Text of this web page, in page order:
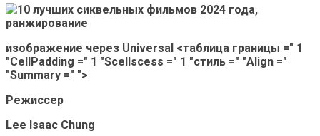
изображение через Universal <таблица границы =" 1
"CellPadding =" 1 "Scellscess =" 1 "стиль =" "Align ="
"Summary =" ">
Режиссер
Lee Isaac Chung